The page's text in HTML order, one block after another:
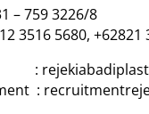
– 759 3226/8
5680, +62821
: